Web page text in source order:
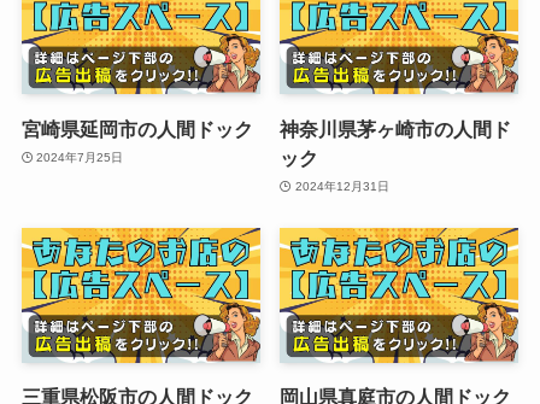
宮崎県延岡市の人間ドック
2024年7月25日
神奈川県茅ヶ崎市の人間ド
ック
2024年12月31日
三重県松阪市の人間ドック 岡山県真庭市の人間ドック